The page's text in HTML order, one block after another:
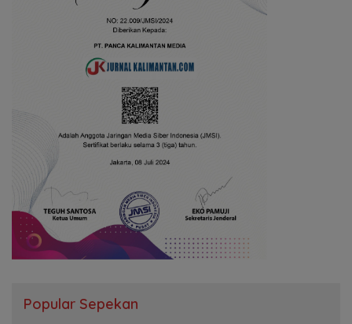
Popular Sepekan